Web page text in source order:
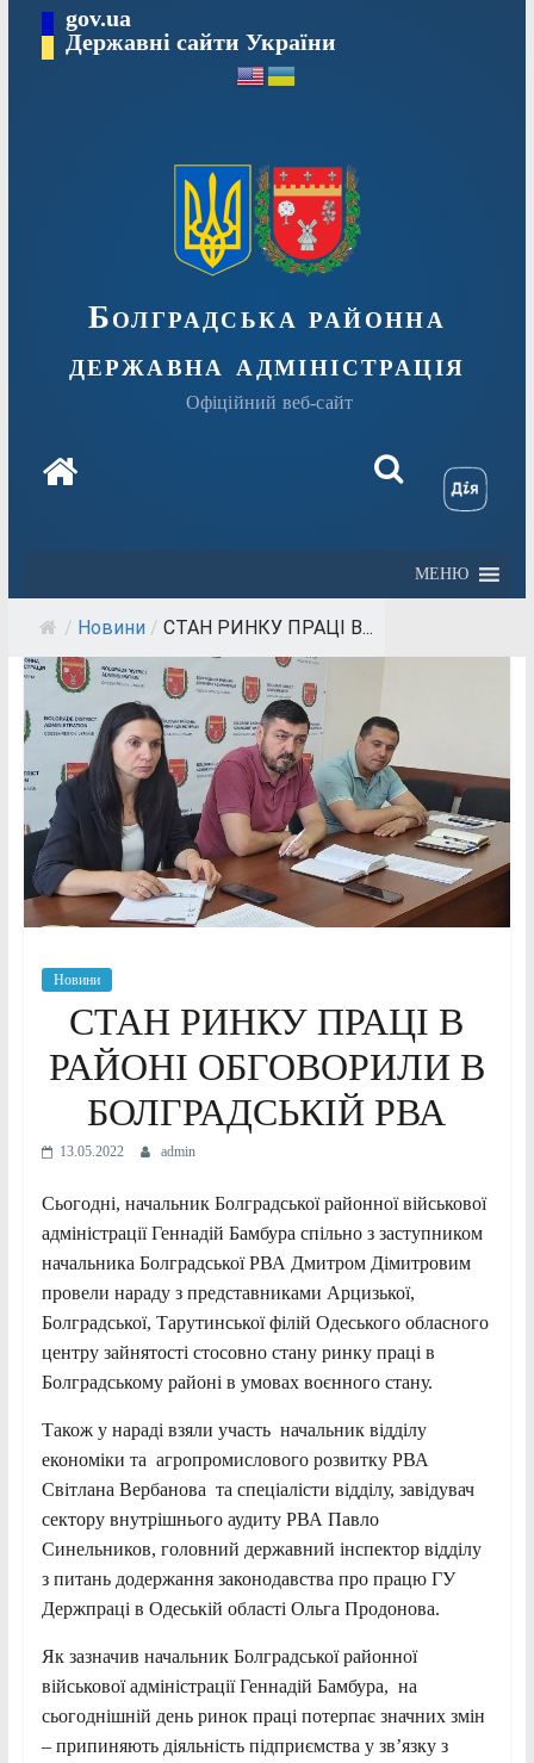
Перейтиgov.ua
Державні сайти України
Болградська районна
державна адміністрація
Офіційний веб-сайт
МЕНЮ
/ Новини / СТАН РИНКУ ПРАЦІ В...
Новини
СТАН РИНКУ ПРАЦІ В
РАЙОНІ ОБГОВОРИЛИ В
БОЛГРАДСЬКІЙ РВА
13.05.2022 admin
Сьогодні, начальник Болградської районної військової
адміністрації Геннадій Бамбура спільно з заступником
начальника Болградської РВА Дмитром Дімитровим
провели нараду з представниками Арцизької,
Болградської, Тарутинської філій Одеського обласного
центру зайнятості стосовно стану ринку праці в
Болградському районі в умовах воєнного стану.
Також у нараді взяли участь начальник відділу
економіки та агропромислового розвитку РВА
Світлана Вербанова та спеціалісти відділу, завідувач
сектору внутрішнього аудиту РВА Павло
Синельников, головний державний інспектор відділу
з питань додержання законодавства про працю ГУ
Держпраці в Одеській області Ольга Продонова.
Як зазначив начальник Болградської районної
військової адміністрації Геннадій Бамбура, на
сьогоднішній день ринок праці потерпає значних змін
– припиняють діяльність підприємства у зв’язку з